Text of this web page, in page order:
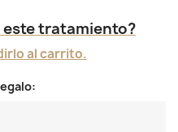
este tratamiento?
al carrito.